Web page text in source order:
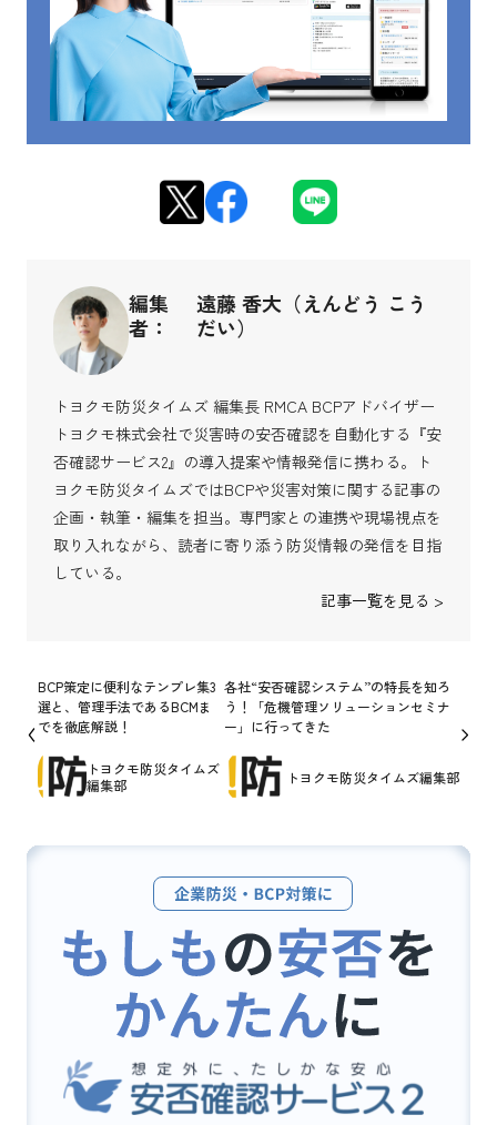
編集
者：
遠藤 香大（えんどう こう
だい）
トヨクモ防災タイムズ 編集長 RMCA BCPアドバイザー
トヨクモ株式会社で災害時の安否確認を自動化する『安
否確認サービス2』の導入提案や情報発信に携わる。ト
ヨクモ防災タイムズではBCPや災害対策に関する記事の
企画・執筆・編集を担当。専門家との連携や現場視点を
取り入れながら、読者に寄り添う防災情報の発信を目指
している。
記事一覧を見る >
BCP策定に便利なテンプレ集3
選と、管理手法であるBCMま
でを徹底解説！
トヨクモ防災タイムズ
編集部
各社“安否確認システム”の特長を知ろ
う！「危機管理ソリューションセミナ
ー」に行ってきた
トヨクモ防災タイムズ編集部